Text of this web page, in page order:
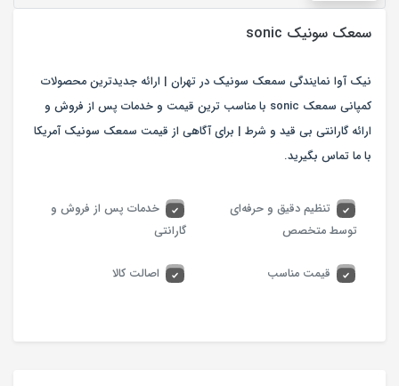
سمعک سونیک sonic
نیک آوا نمایندگی سمعک سونیک در تهران | ارائه جدیدترین محصولات
کمپانی سمعک sonic با مناسب ترین قیمت و خدمات پس از فروش و
ارائه گارانتی بی قید و شرط | برای آگاهی از قیمت سمعک سونیک آمریکا
با ما تماس بگیرید.
تنظیم دقیق و حرفه‌ای
توسط متخصص
خدمات پس از فروش و
گارانتی
قیمت مناسب اصالت کالا